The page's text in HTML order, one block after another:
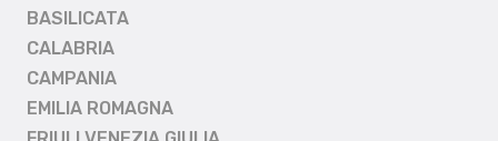
BASILICATA
CALABRIA
CAMPANIA
EMILIA ROMAGNA